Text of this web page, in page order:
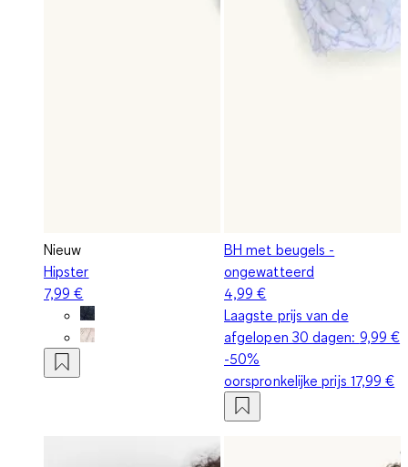
Nieuw
Hipster
7,99 €
BH met beugels -
ongewatteerd
4,99 €
Laagste prijs van de
afgelopen 30 dagen: 9,99 €
-50%
oorspronkelijke prijs 17,99 €